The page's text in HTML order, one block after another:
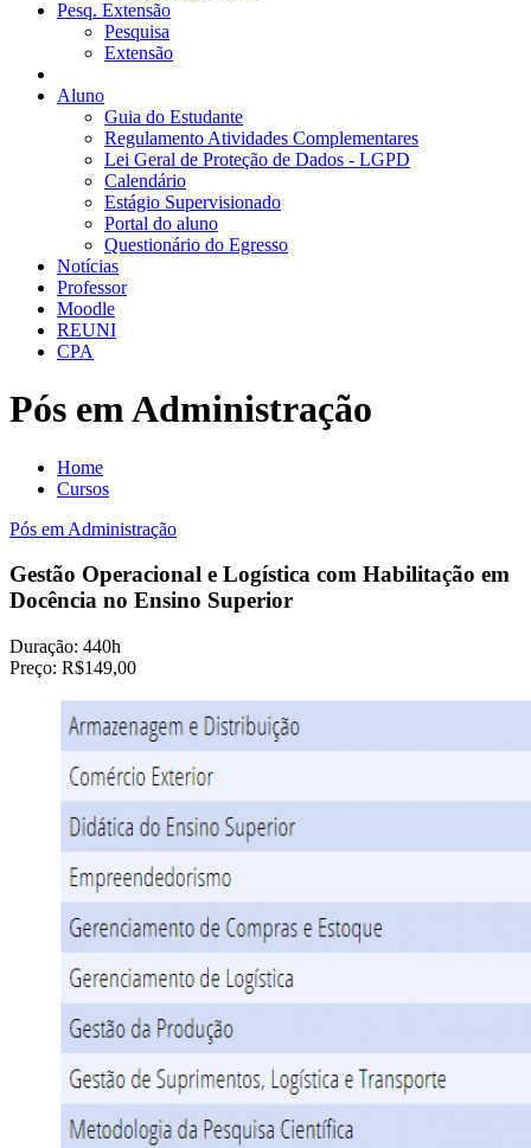
Pesq. Extensão
Pesquisa
Extensão
Aluno
Guia do Estudante
Regulamento Atividades Complementares
Lei Geral de Proteção de Dados - LGPD
Calendário
Estágio Supervisionado
Portal do aluno
Questionário do Egresso
Notícias
Professor
Moodle
REUNI
CPA
Pós em Administração
Home
Cursos
Pós em Administração
Gestão Operacional e Logística com Habilitação em
Docência no Ensino Superior
Duração: 440h
Preço: R$149,00